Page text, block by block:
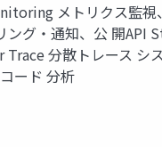
メトリクス監
グ・通知、公 開
分散トレース
ード 分析